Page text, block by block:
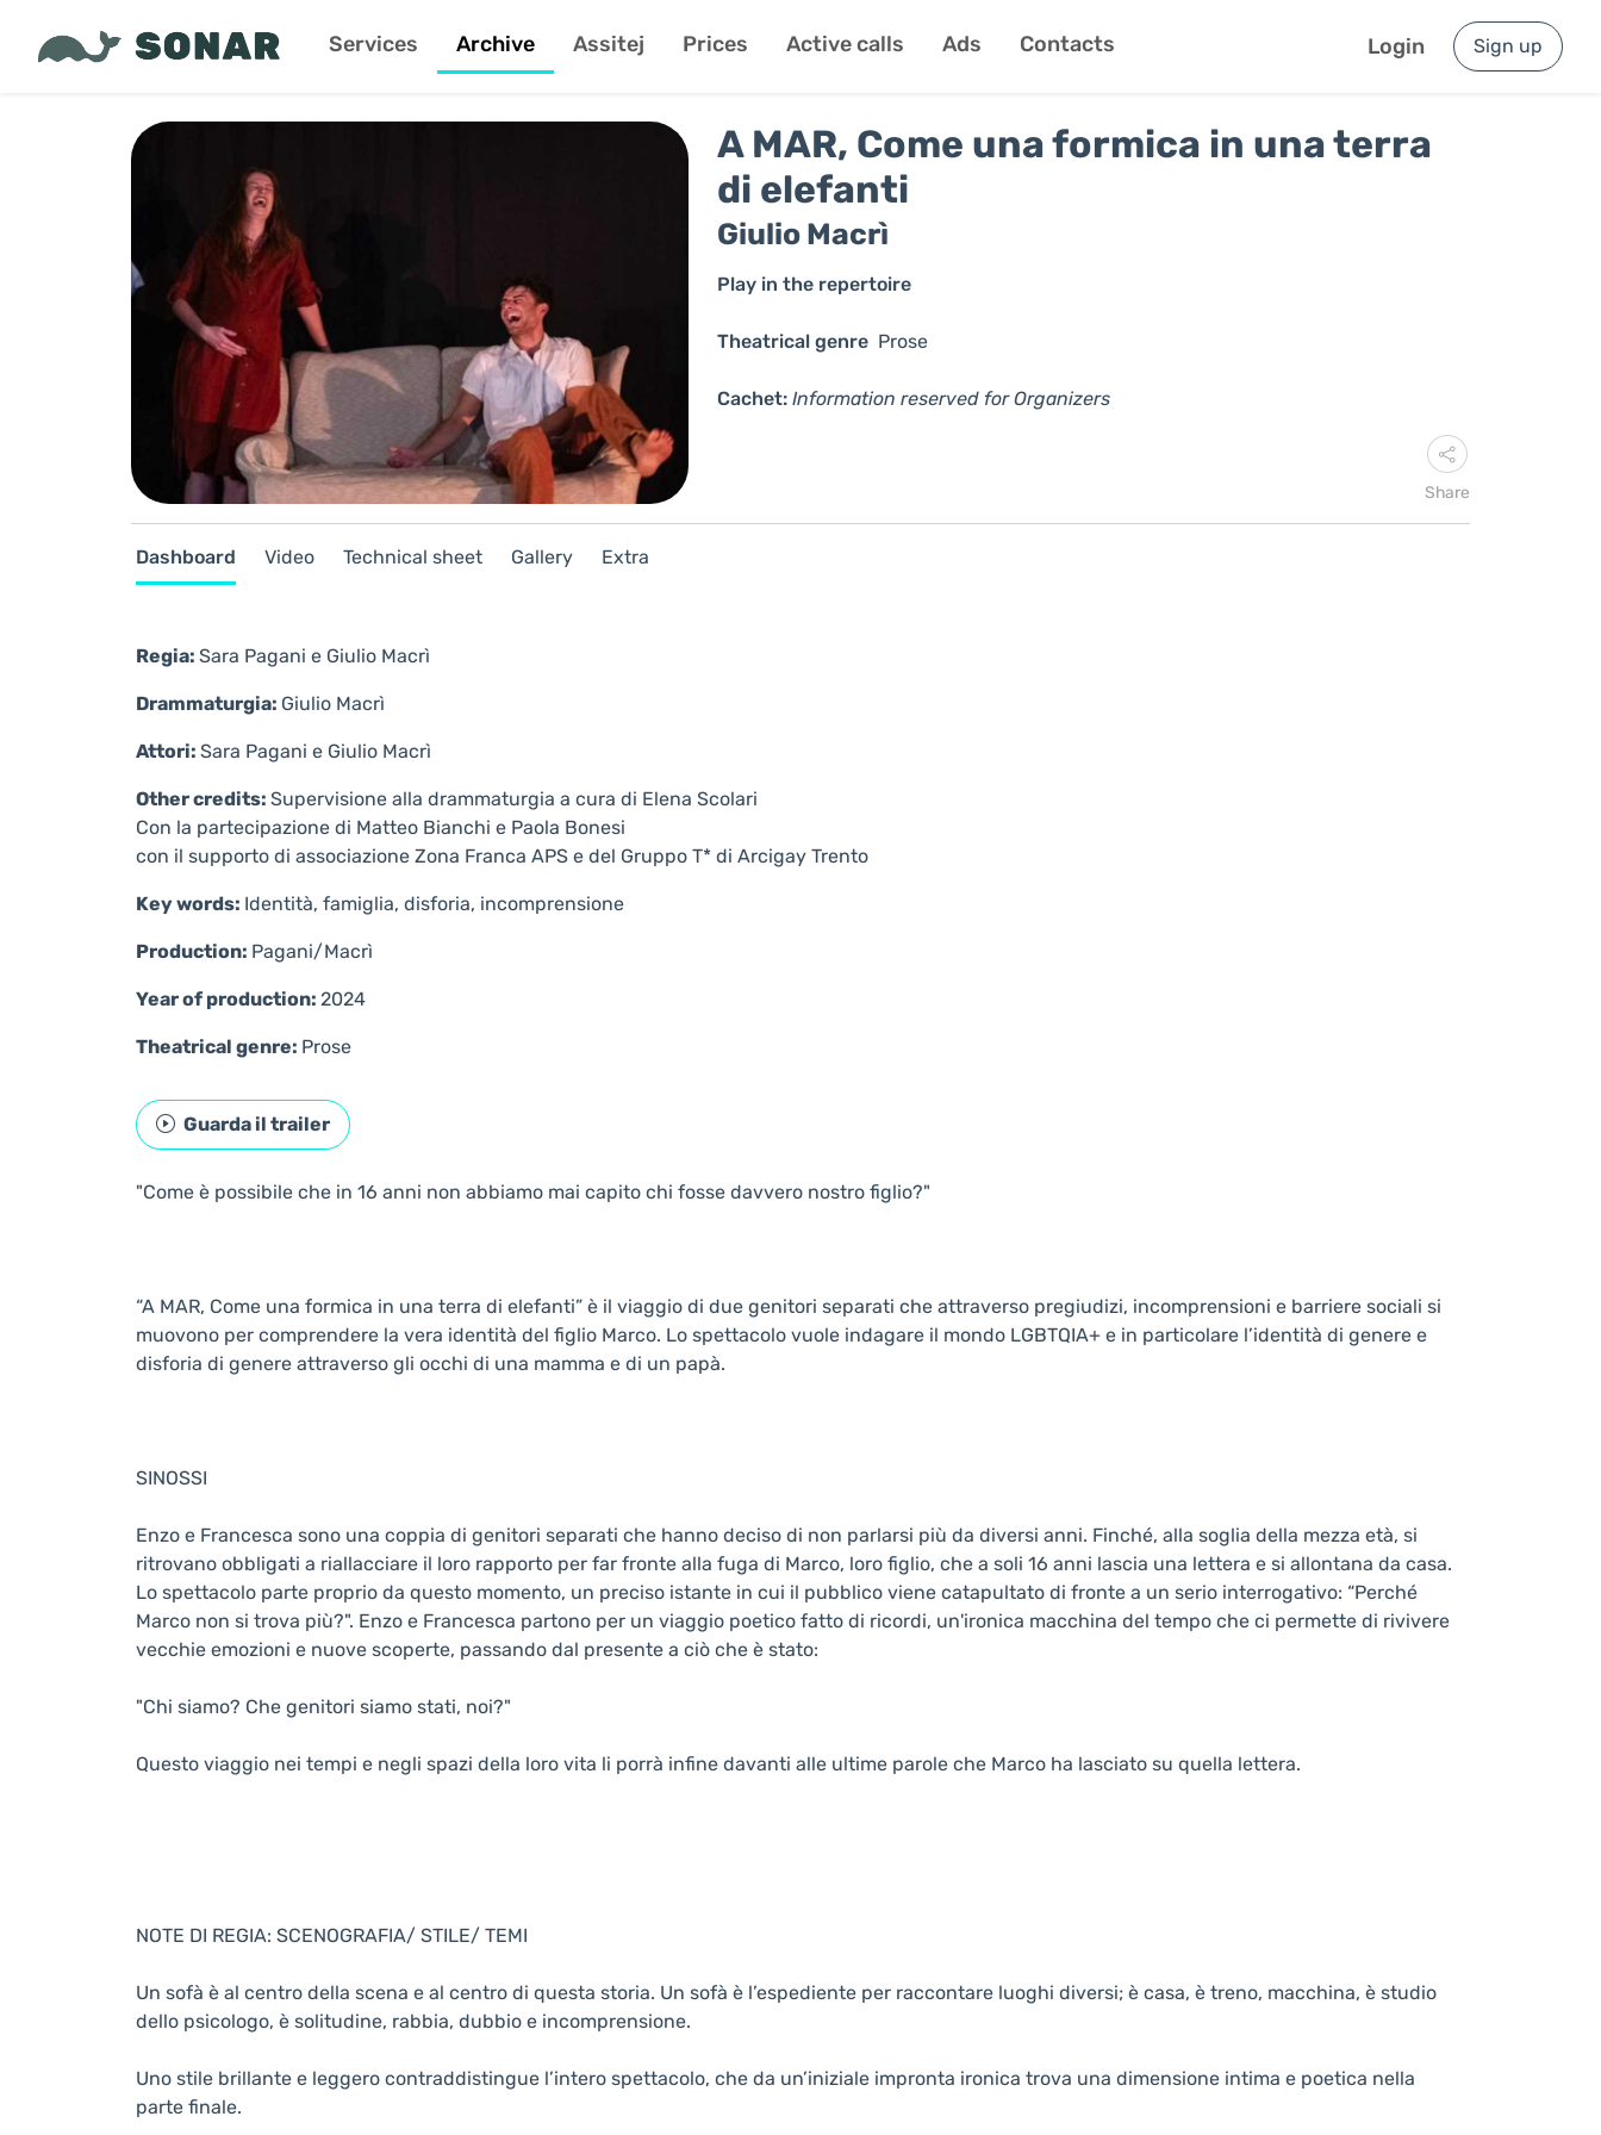
Services Archive Assitej Prices Active calls Ads Contacts Login Sign up
A MAR, Come una formica in una terra
di elefanti
Giulio Macrì
Play in the repertoire
Theatrical genre Prose
Cachet: Information reserved for Organizers
Share
Dashboard Video Technical sheet Gallery Extra
Regia: Sara Pagani e Giulio Macrì
Drammaturgia: Giulio Macrì
Attori: Sara Pagani e Giulio Macrì
Other credits: Supervisione alla drammaturgia a cura di Elena Scolari
Con la partecipazione di Matteo Bianchi e Paola Bonesi
con il supporto di associazione Zona Franca APS e del Gruppo T* di Arcigay Trento
Key words: Identità, famiglia, disforia, incomprensione
Production: Pagani/Macrì
Year of production: 2024
Theatrical genre: Prose
Guarda il trailer
"Come è possibile che in 16 anni non abbiamo mai capito chi fosse davvero nostro figlio?"
“A MAR, Come una formica in una terra di elefanti” è il viaggio di due genitori separati che attraverso pregiudizi, incomprensioni e barriere sociali si
muovono per comprendere la vera identità del figlio Marco. Lo spettacolo vuole indagare il mondo LGBTQIA+ e in particolare l’identità di genere e
disforia di genere attraverso gli occhi di una mamma e di un papà.
SINOSSI
Enzo e Francesca sono una coppia di genitori separati che hanno deciso di non parlarsi più da diversi anni. Finché, alla soglia della mezza età, si
ritrovano obbligati a riallacciare il loro rapporto per far fronte alla fuga di Marco, loro figlio, che a soli 16 anni lascia una lettera e si allontana da casa.
Lo spettacolo parte proprio da questo momento, un preciso istante in cui il pubblico viene catapultato di fronte a un serio interrogativo: “Perché
Marco non si trova più?". Enzo e Francesca partono per un viaggio poetico fatto di ricordi, un'ironica macchina del tempo che ci permette di rivivere
vecchie emozioni e nuove scoperte, passando dal presente a ciò che è stato:
"Chi siamo? Che genitori siamo stati, noi?"
Questo viaggio nei tempi e negli spazi della loro vita li porrà infine davanti alle ultime parole che Marco ha lasciato su quella lettera.
NOTE DI REGIA: SCENOGRAFIA/ STILE/ TEMI
Un sofà è al centro della scena e al centro di questa storia. Un sofà è l’espediente per raccontare luoghi diversi; è casa, è treno, macchina, è studio
dello psicologo, è solitudine, rabbia, dubbio e incomprensione.
Uno stile brillante e leggero contraddistingue l’intero spettacolo, che da un’iniziale impronta ironica trova una dimensione intima e poetica nella
parte finale.